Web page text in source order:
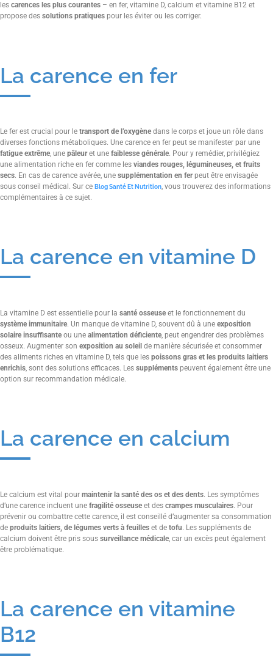
les carences les plus courantes – en fer, vitamine D, calcium et vitamine B12 et
propose des solutions pratiques pour les éviter ou les corriger.
La carence en fer
Le fer est crucial pour le transport de l’oxygène dans le corps et joue un rôle dans
diverses fonctions métaboliques. Une carence en fer peut se manifester par une
fatigue extrême, une pâleuret une faiblesse générale. Pour y remédier, privilégiez
une alimentation riche en fer comme les viandes rouges, légumineuses, et fruits
secs. En cas de carence avérée, une supplémentation en ferpeut être envisagée
sous conseil médical. Sur ce Blog Santé Et Nutrition, vous trouverez des informations
complémentaires à ce sujet.
La carence en vitamine D
La vitamine D est essentielle pour la santé osseuse et le fonctionnement du
système immunitaire. Un manque de vitamine D, souvent dû à une exposition
solaire insuffisante ou une alimentation déficiente , peut engendrer des problèmes
osseux. Augmenter son exposition au soleil de manière sécurisée et consommer
des aliments riches en vitamine D, tels que les poissons gras et les produits laitiers
enrichis , sont des solutions efficaces. Les suppléments peuvent également être une
option sur recommandation médicale.
La carence en calcium
Le calcium est vital pour maintenir la santé des os et des dents. Les symptômes
d’une carence incluent une fragilité osseuse et des crampes musculaires. Pour
prévenir ou combattre cette carence, il est conseillé d’augmenter sa consommation
de produits laitiers, de légumes verts à feuilles et de tofu. Les suppléments de
calcium doivent être pris sous surveillance médicale , car un excès peut également
être problématique.
La carence en vitamine
B12